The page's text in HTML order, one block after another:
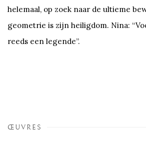
helemaal, op zoek naar de ultieme
geometrie is zijn heiligdom. Nina:
reeds een legende”.
ŒUVRES